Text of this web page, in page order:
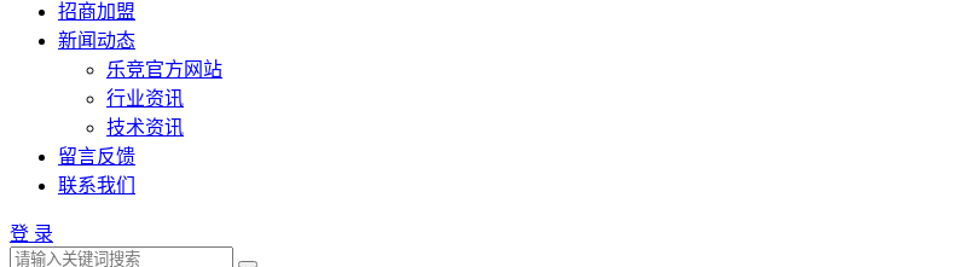
招商加盟
新闻动态
乐竞官方网站
行业资讯
技术资讯
留言反馈
联系我们
登 录